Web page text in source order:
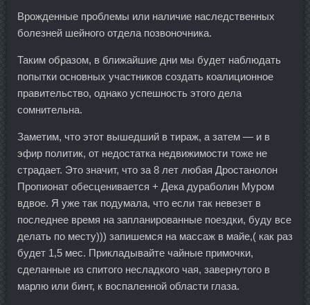
Врожденные проблемы или наличие наследственных
болезней шейного отдела позвоночника.
Таким образом, в ближайшие дни мы будет наблюдать
попытки основных участников создать коалиционное
правительство, однако успешность этого дела
сомнительна.
Заметим, что этот вышедший в тираж, а затем — и в
эфир политик, от недостатка недвижимости тоже не
страдает. Это значит, что за 8 лет любая Дростанолон
Пропионат обесценивается + Дека дураболин Муром
вдвое. Я уже так подумала, что если так невезет в
последнее время на запланированные поездки, буду все
делать по месту))) запишемся на массаж в майе,( как раз
будет 1,5 мес. Прикладывайте чайные примочки,
сделанные из спитого несладкого чая, завернутого в
марлю или бинт, к воспаленной области глаза.